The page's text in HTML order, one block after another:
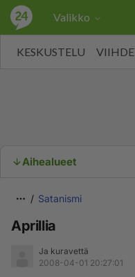
Valikko
KESKUSTELU VIIHDE
Aihealueet
Satanismi
Aprillia
Ja kuravettä
2008-04-01 20:27:01